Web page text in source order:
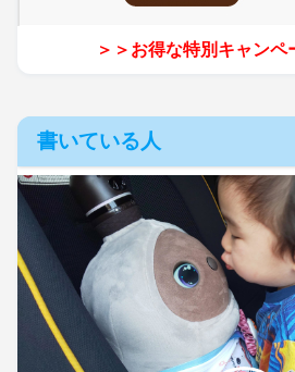
＞＞お得な特別キャンペ
書いている人